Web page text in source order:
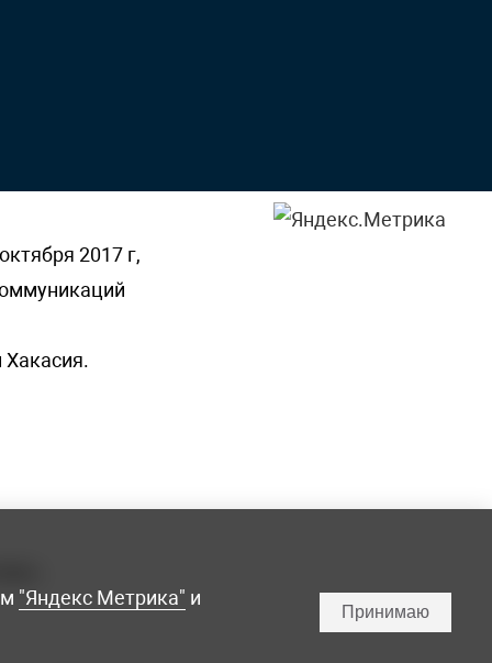
2017 г,
Хакасия.
"Яндекс Метрика" и
Принимаю